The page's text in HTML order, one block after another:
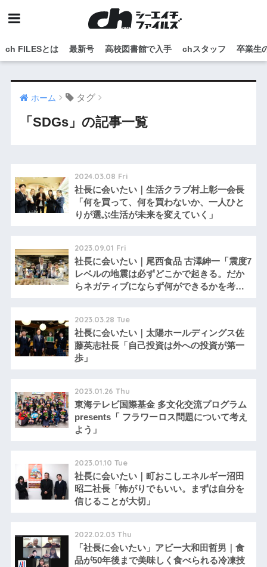
ch FILESとは 最新号 高校図書館で入手 chスタッフ 卒業生
ホーム タグ
「SDGs」の記事一覧
2024.03.08 Fri
社長に会いたい｜生活クラブ村上彰一会長
「何を買って、何を買わないか、一人ひと
りが選ぶ生活が未来を変えていく」
2023.09.01 Fri
社長に会いたい｜尾西食品 古澤紳一「震度7
レベルの地震は必ずどこかで起きる。だか
らネガティブにならず何ができるかを考え
2023.03.28 Tue
社長に会いたい｜太陽ホールディングス佐
藤英志社長「自己投資は外への投資が第一
歩」
2023.01.26 Thu
東海テレビ国際基金 多文化交流プログラム
presents「 フラワーロス問題について考え
よう」
2023.01.10 Tue
社長に会いたい｜町おこしエネルギー沼田
昭二社長「怖がりでもいい。まずは自分を
信じることが大切」
2022.02.03 Thu
「社長に会いたい」アビー大和田哲男｜食
品が50年後まで美味しく食べられる冷凍技